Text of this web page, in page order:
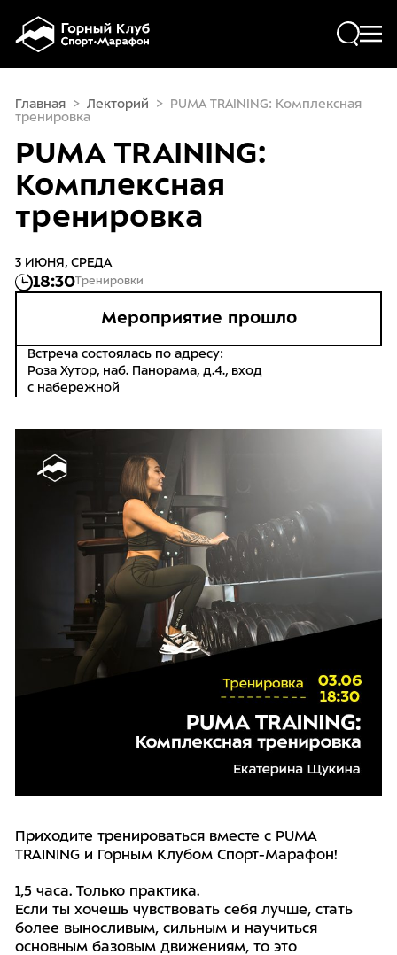
РАСПИСАНИЕ
ПРОКАТ
СЕРВИС
КАФЕ
ПОДАРИТЬ
Контакты
КОНТАКТЫ:
г. Сочи, ГК «Роза Хутор», наб. Панорама, 4, здание отеля
Skip to main content
Главная > Лекторий >
PUMA TRAINING: Комплексная
тренировка
PUMA TRAINING:
Комплексная
тренировка
3 ИЮНЯ, СРЕДА
18:30 Тренировки
Мероприятие прошло
Встреча состоялась по адресу:
Роза Хутор, наб. Панорама, д.4., вход
с набережной
Приходите тренироваться вместе с PUMA
TRAINING и Горным Клубом Спорт-Марафон!
1,5 часа. Только практика.
Если ты хочешь чувствовать себя лучше, стать
более выносливым, сильным и научиться
основным базовым движениям, то это